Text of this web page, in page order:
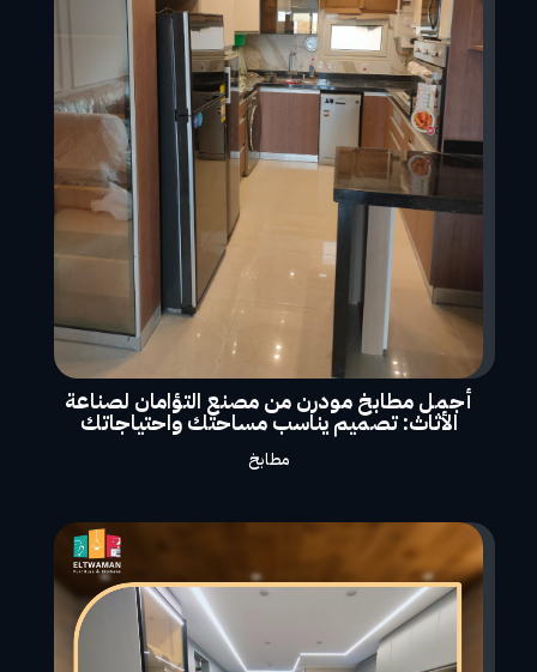
أجمل مطابخ مودرن من مصنع التؤامان لصناعة
الأثاث: تصميم يناسب مساحتك واحتياجاتك
مطابخ